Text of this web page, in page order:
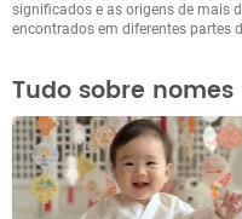
significados e as origens de mais
encontrados em diferentes partes
Tudo sobre nomes